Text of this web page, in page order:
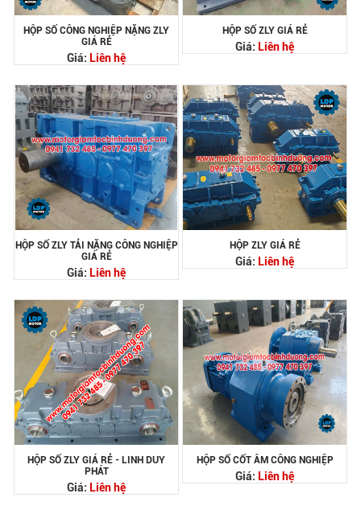
HỘP SỐ CÔNG NGHIỆP NẶNG ZLY
GIÁ RẺ
Giá: Liên hệ
HỘP SỐ ZLY GIÁ RẺ
Giá: Liên hệ
HỘP SỐ ZLY TẢI NẶNG CÔNG NGHIỆP
GIÁ RẺ
Giá: Liên hệ
HỘP ZLY GIÁ RẺ
Giá: Liên hệ
HỘP SỐ ZLY GIÁ RẺ - LINH DUY
PHÁT
Giá: Liên hệ
HỘP SỐ CỐT ÂM CÔNG NGHIỆP
Giá: Liên hệ